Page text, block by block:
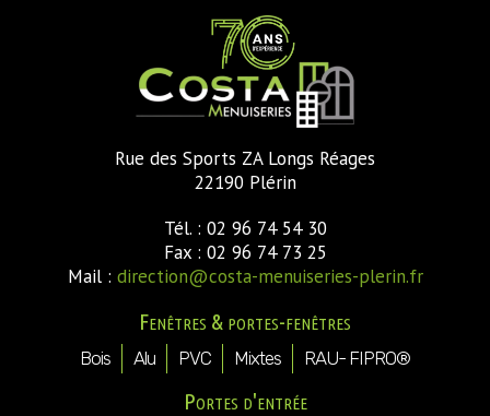
Rue des Sports ZA Longs Réages
22190 Plérin
Tél. : 02 96 74 54 30
Fax : 02 96 74 73 25
Mail : direction@costa-menuiseries-plerin.fr
Fenêtres & portes-fenêtres
Bois Alu PVC Mixtes RAU- FIPRO®
Portes d'entrée